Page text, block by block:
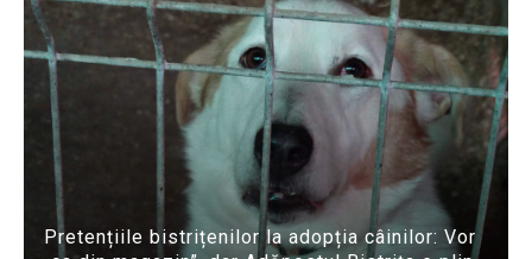
Pretențiile bistrițenilor la adopția câinilor: Vor